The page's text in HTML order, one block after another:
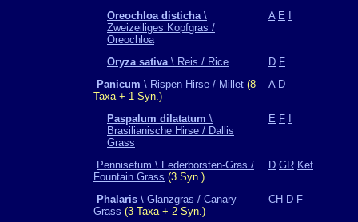
Oreochloa disticha\
Zweizeiliges Kopfgras /
Oreochloa
A E
Oryza sativa\ Reis / Rice D F
Panicum \ Rispen-Hirse / Millet (8
Taxa + 1 Syn.)
A D
Paspalum dilatatum \
Brasilianische Hirse / Dallis
Grass
E F
Pennisetum \ Federborsten-Gras /
Fountain Grass (3 Syn.)
D GR Kef
Phalaris \ Glanzgras / Canary
Grass (3 Taxa + 2 Syn.)
CH D F